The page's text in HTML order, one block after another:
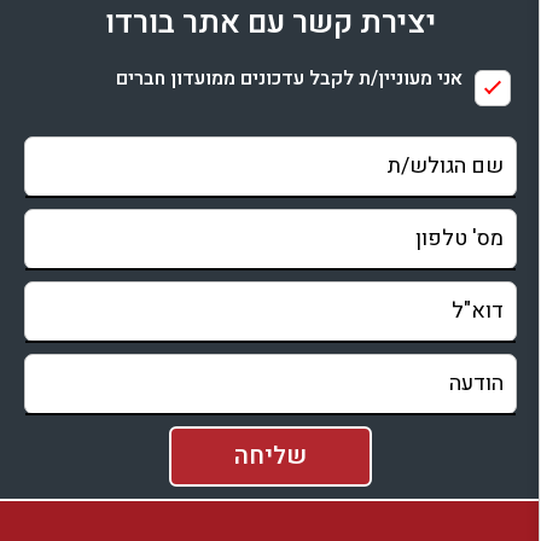
לכל המשפחה.
מסעדות, יקבים ובתי קפה בגליל העליון
גבינות, מאפיות, יקבי בוטיק ומסעדות גליליות איכותיות.
מרשימה.
נקודות תצפית ונוף
עמק החולה והחרמון.
שאלות נפוצות על מלונות בוטיק במטולה
מה מיוחד במלונות הבוטיק במטולה?
מלונות הבוטיק במטולה משלבים בין עיצוב יוקרתי, שירות אישי
ואווירה כפרית־גלילית. הם מציעים חוויה שקטה, אינטימית ואיכותית,
עם נוף מרהיב לחרמון ולנופי הגליל העליון.
האם יש מלונות בוטיק במטולה עם בריכה?
כן. חלק ממלונות הבוטיק במטולה מציעים בריכה, לעיתים מחוממת,
ולעיתים גם מתחם ספא, ג’קוזי וחצר ישיבה נעימה המתאימה לנופש
בכל עונות השנה.
בדיקת זמינות ומחירים
יצירת קשר עם אתר בורדו
אני מעוניין/ת לקבל עדכונים ממועדון חברים